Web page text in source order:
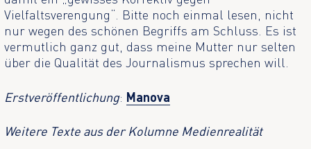
Vielfaltsverengung“. Bitte noch einmal lesen, nicht
nur wegen des schönen Begriffs am Schluss. Es ist
vermutlich ganz gut, dass meine Mutter nur selten
über die Qualität des Journalismus sprechen will.
Erstveröffentlichung: Manova
Weitere Texte aus der Kolumne Medienrealität